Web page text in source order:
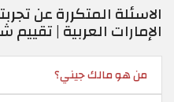
الاسئلة المتكررة عن
الإمارات العربية | تقييم
من هو مالك جيني؟